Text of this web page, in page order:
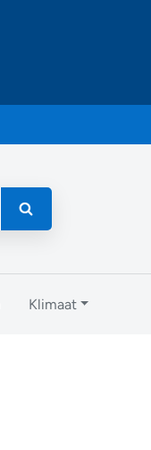
Klimaat